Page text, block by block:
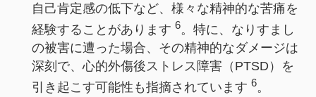
自己肯定感の低下など、様々な精神的な苦痛を
経験することがあります 6。特に、なりすまし
の被害に遭った場合、その精神的なダメージは
深刻で、心的外傷後ストレス障害（PTSD）を
引き起こす可能性も指摘されています 6。